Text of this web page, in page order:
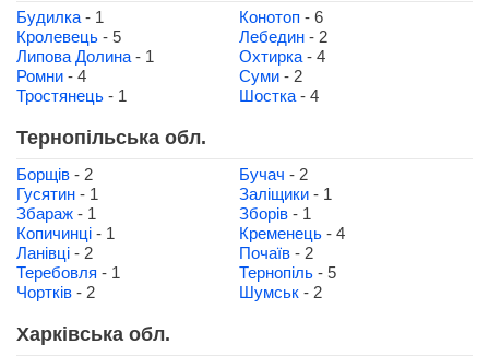
Будилка - 1 Конотоп - 6
Кролевець - 5 Лебедин - 2
Липова Долина - 1 Охтирка - 4
Ромни - 4 Суми - 2
Тростянець - 1 Шостка - 4
Тернопільська обл.
Борщів - 2 Бучач - 2
Гусятин - 1 Заліщики - 1
Збараж - 1 Зборів - 1
Копичинці - 1 Кременець - 4
Ланівці - 2 Почаїв - 2
Теребовля - 1 Тернопіль - 5
Чортків - 2 Шумськ - 2
Харківська обл.